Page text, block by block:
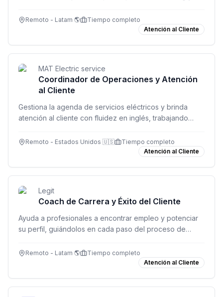
Remoto - Latam 🌎
Tiempo completo
Atención al Cliente
MAT Electric service
Coordinador de Operaciones y Atención
al Cliente
Gestiona la agenda de servicios eléctricos y brinda
atención al cliente con fluidez en inglés, trabajando
Remoto - Estados Unidos 🇺🇸
Tiempo completo
Atención al Cliente
Legit
Coach de Carrera y Éxito del Cliente
Ayuda a profesionales a encontrar empleo y potenciar
su perfil, guiándolos en cada paso del proceso de
Remoto - Latam 🌎
Tiempo completo
Atención al Cliente